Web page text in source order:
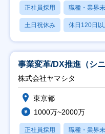
正社員採用 職種・業界
土日祝休み 休日120日以
事業変革/DX推進（シ
株式会社ヤマシタ
東京都
1000万~2000万
正社員採用 職種・業界